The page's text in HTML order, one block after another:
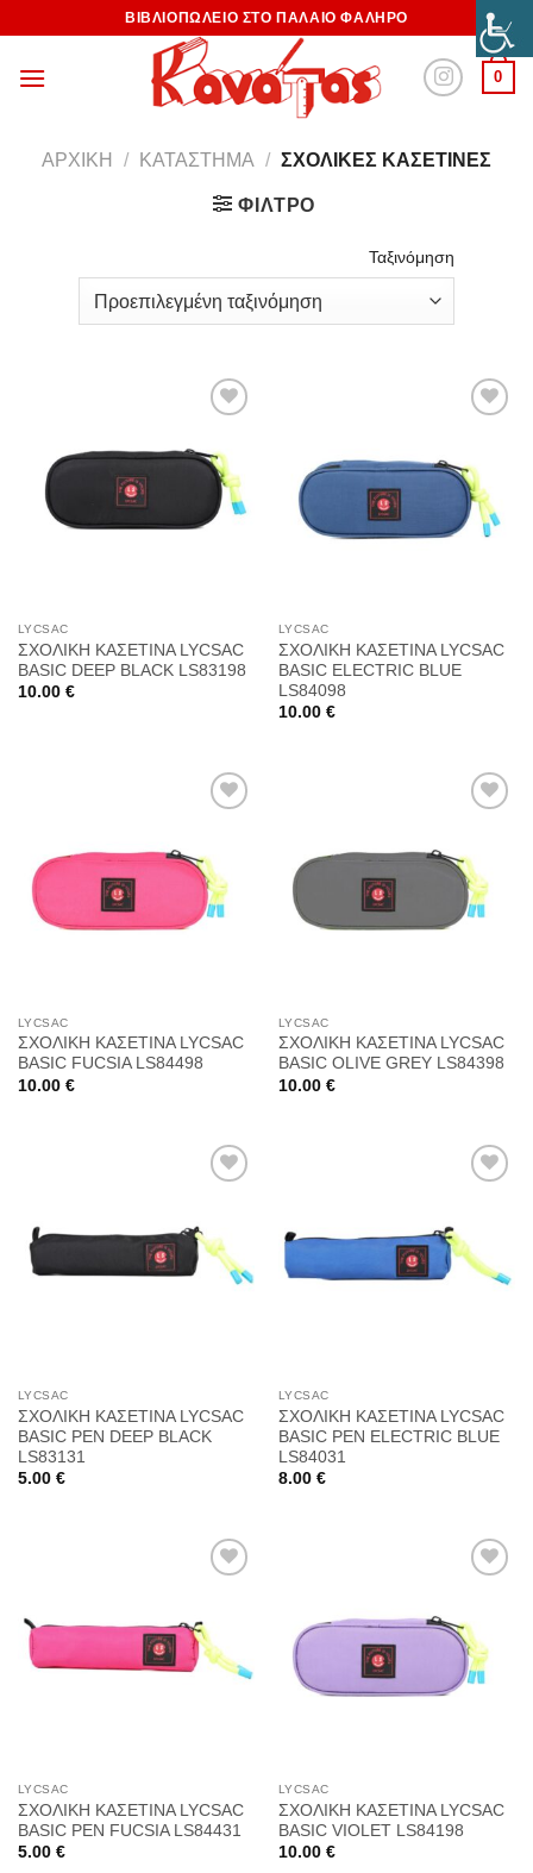
ΒΙΒΛΙΟΠΩΛΕΙΟ ΣΤΟ ΠΑΛΑΙΟ ΦΑΛΗΡΟ
0
ΑΡΧΙΚΉ / ΚΑΤΆΣΤΗΜΑ / ΣΧΟΛΙΚΈΣ ΚΑΣΕΤΊΝΕΣ
ΦΊΛΤΡΟ
Ταξινόμηση
Προσθήκη
Wishlist
LYCSAC
ΣΧΟΛΙΚΗ ΚΑΣΕΤΙΝΑ LYCSAC
BASIC DEEP BLACK LS83198
10.00 €
Προσθήκη
στη
Wishlist
LYCSAC
ΣΧΟΛΙΚΗ ΚΑΣΕΤΙΝΑ LYCSAC
BASIC ELECTRIC BLUE
LS84098
10.00 €
Προσθήκη
στη
Wishlist
LYCSAC
ΣΧΟΛΙΚΗ ΚΑΣΕΤΙΝΑ LYCSAC
BASIC FUCSIA LS84498
10.00 €
Προσθήκη
στη
Wishlist
LYCSAC
ΣΧΟΛΙΚΗ ΚΑΣΕΤΙΝΑ LYCSAC
BASIC OLIVE GREY LS84398
10.00 €
Προσθήκη
στη
Wishlist
LYCSAC
ΣΧΟΛΙΚΗ ΚΑΣΕΤΙΝΑ LYCSAC
BASIC PEN DEEP BLACK
LS83131
5.00 €
Προσθήκη
στη
Wishlist
LYCSAC
ΣΧΟΛΙΚΗ ΚΑΣΕΤΙΝΑ LYCSAC
BASIC PEN ELECTRIC BLUE
LS84031
8.00 €
Προσθήκη
στη
Wishlist
LYCSAC
ΣΧΟΛΙΚΗ ΚΑΣΕΤΙΝΑ LYCSAC
BASIC PEN FUCSIA LS84431
5.00 €
Προσθήκη
στη
Wishlist
LYCSAC
ΣΧΟΛΙΚΗ ΚΑΣΕΤΙΝΑ LYCSAC
BASIC VIOLET LS84198
10.00 €